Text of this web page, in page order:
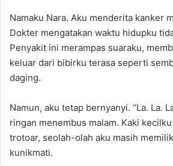
Namaku Nara. Aku menderita kanker
Dokter mengatakan waktu hidupku
Penyakit ini merampas suaraku,
keluar dari bibirku terasa seperti
daging.
Namun, aku tetap bernyanyi. “La. La.
ringan menembus malam. Kaki
trotoar, seolah-olah aku masih
kunikmati.